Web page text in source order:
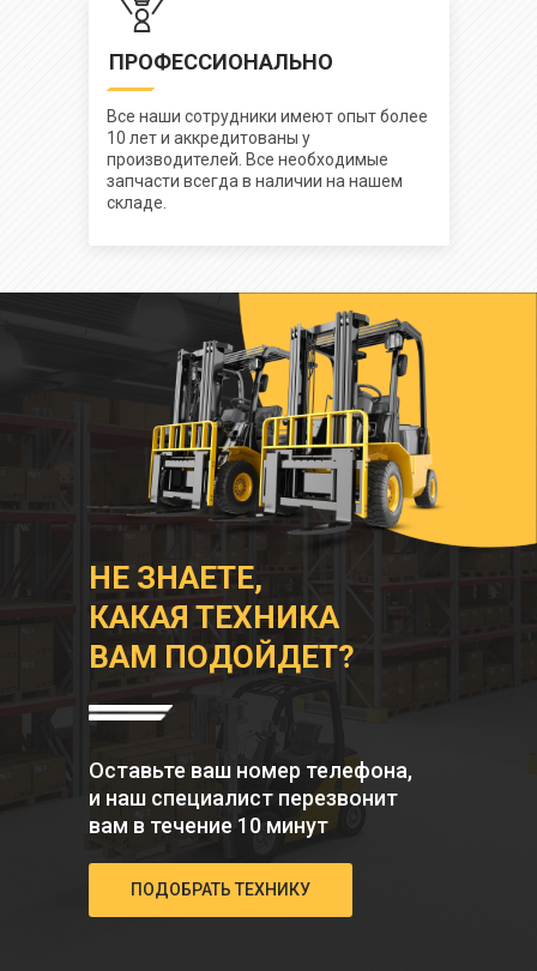
Все наши сотрудники имеют опыт более
10 лет и аккредитованы у
производителей. Все необходимые
запчасти всегда в наличии на нашем
складе.
ПРОФЕССИОНАЛЬНО
НЕ ЗНАЕТЕ,
КАКАЯ ТЕХНИКА
ВАМ ПОДОЙДЕТ?
Оставьте ваш номер телефона,
и наш специалист перезвонит
вам в течение 10 минут
ПОДОБРАТЬ ТЕХНИКУ